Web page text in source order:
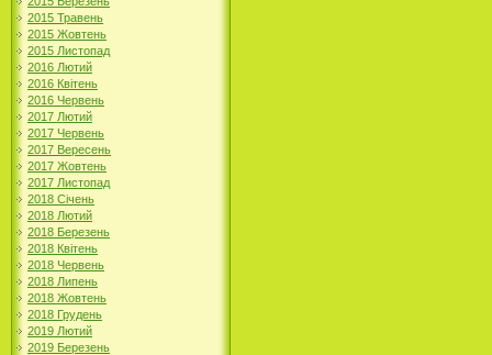
2015 Травень
2015 Жовтень
2015 Листопад
2016 Лютий
2016 Квітень
2016 Червень
2017 Лютий
2017 Червень
2017 Вересень
2017 Жовтень
2017 Листопад
2018 Січень
2018 Лютий
2018 Березень
2018 Квітень
2018 Червень
2018 Липень
2018 Жовтень
2018 Грудень
2019 Лютий
2019 Березень